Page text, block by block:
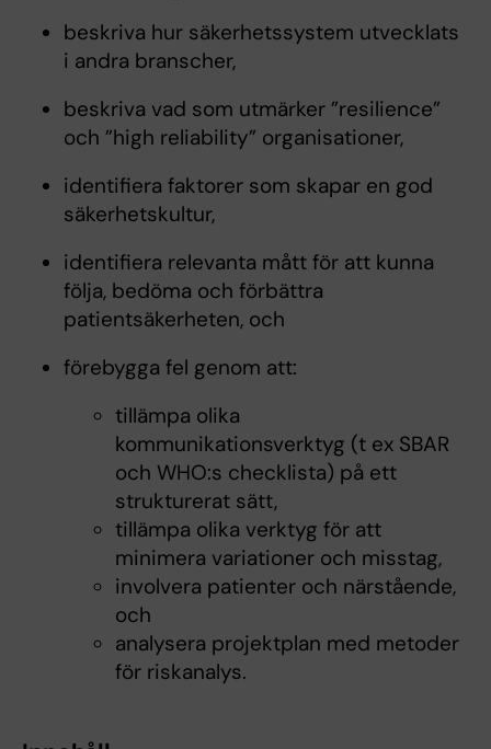
beskriva hur säkerhetssystem utvecklats
i andra branscher,
beskriva vad som utmärker ”resilience”
och ”high reliability” organisationer,
identifiera faktorer som skapar en god
säkerhetskultur,
identifiera relevanta mått för att kunna
följa, bedöma och förbättra
patientsäkerheten, och
förebygga fel genom att:
tillämpa olika
kommunikationsverktyg (t ex SBAR
och WHO:s checklista) på ett
strukturerat sätt,
tillämpa olika verktyg för att
minimera variationer och misstag,
involvera patienter och närstående,
och
analysera projektplan med metoder
för riskanalys.